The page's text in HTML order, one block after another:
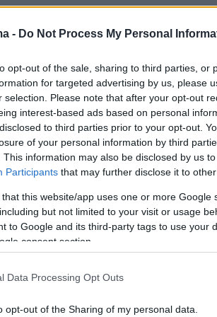
- Do Not Process My Personal
opt-out of the sale, sharing to third parties, or
for targeted advertising by us, please
selection. Please note that after your opt-out
interest-based ads based on personal
to third parties prior to your opt-out.
of your personal information by third
This information may also be disclosed by us
Participants that may further disclose it to
that this website/app uses one or more
but not limited to your visit or usage
to Google and its third-party tags to use your
consent section.
Data Processing Opt Outs
opt-out of the Sharing of my personal data.
to the final but my @eurovision
I wouldn't take a minute of it
and the entire San Marino
We will perform together…
(@BoyGeorge)May 12,
δεν κατάφεραν να περάσουν
με το «Bandidos do Cante», η
το Μαυροβούνιο μετο «Nova
το τραγούδι «Too Epic To Be